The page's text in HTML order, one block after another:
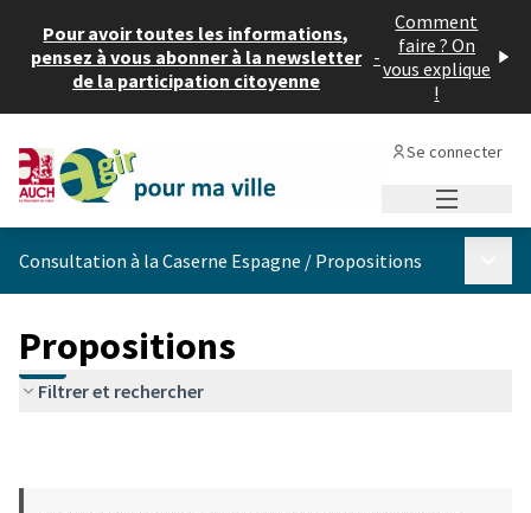
Pour avoir toutes les informations,
pensez à vous abonner à la newsletter
de la participation citoyenne
-
Comment
faire ? On
vous explique
!
Se connecter
Consultation à la Caserne Espagne / Propositions
Propositions
Filtrer et rechercher